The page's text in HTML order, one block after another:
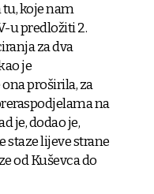
tu, koje nam
u predložiti 2.
za dva
je
proširila, za
na
je, dodao je,
lijeve strane
od Kuševca do